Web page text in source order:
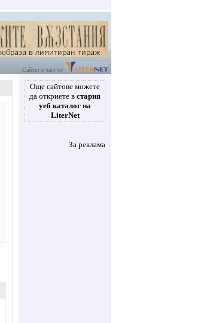
Сайтът е част от
Още сайтове можете
да откриете в стария
уеб каталог на
LiterNet
За реклама